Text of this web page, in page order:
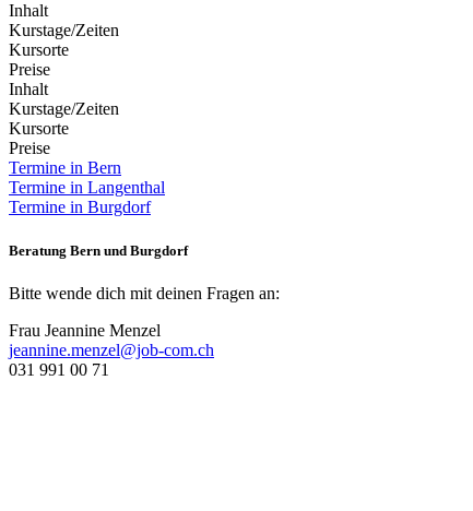
Inhalt
Kurstage/Zeiten
Kursorte
Preise
Inhalt
Kurstage/Zeiten
Kursorte
Preise
Termine in Bern
Termine in Langenthal
Termine in Burgdorf
Beratung Bern und Burgdorf
Bitte wende dich mit deinen Fragen an:
Frau Jeannine Menzel
jeannine.menzel@job-com.ch
031 991 00 71